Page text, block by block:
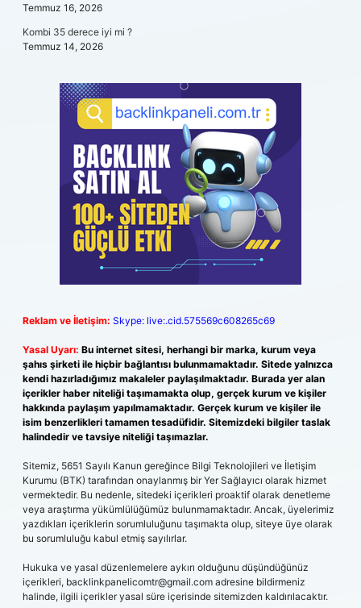
Temmuz 16, 2026
Kombi 35 derece iyi mi ?
Temmuz 14, 2026
Reklam ve İletişim: Skype: live:.cid.575569c608265c69
Yasal Uyarı: Bu internet sitesi, herhangi bir marka, kurum veya
şahıs şirketi ile hiçbir bağlantısı bulunmamaktadır. Sitede yalnızca
kendi hazırladığımız makaleler paylaşılmaktadır. Burada yer alan
içerikler haber niteliği taşımamakta olup, gerçek kurum ve kişiler
hakkında paylaşım yapılmamaktadır. Gerçek kurum ve kişiler ile
isim benzerlikleri tamamen tesadüfidir. Sitemizdeki bilgiler taslak
halindedir ve tavsiye niteliği taşımazlar.
Sitemiz, 5651 Sayılı Kanun gereğince Bilgi Teknolojileri ve İletişim
Kurumu (BTK) tarafından onaylanmış bir Yer Sağlayıcı olarak hizmet
vermektedir. Bu nedenle, sitedeki içerikleri proaktif olarak denetleme
veya araştırma yükümlülüğümüz bulunmamaktadır. Ancak, üyelerimiz
yazdıkları içeriklerin sorumluluğunu taşımakta olup, siteye üye olarak
bu sorumluluğu kabul etmiş sayılırlar.
Hukuka ve yasal düzenlemelere aykırı olduğunu düşündüğünüz
içerikleri, backlinkpanelicomtr@gmail.com adresine bildirmeniz
halinde, ilgili içerikler yasal süre içerisinde sitemizden kaldırılacaktır.